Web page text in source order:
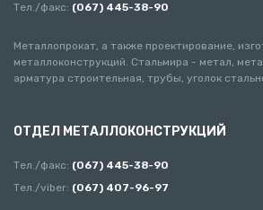
Тел./факс: (067) 445-38-90
Металлопрокат, а также проектирование,
металлоконструкций. Стальмира - метал,
арматура строительная, трубы, уголок
ОТДЕЛ МЕТАЛЛОКОНСТРУКЦИЙ
Тел./факс: (067) 445-38-90
Тел./viber: (067) 407-96-97